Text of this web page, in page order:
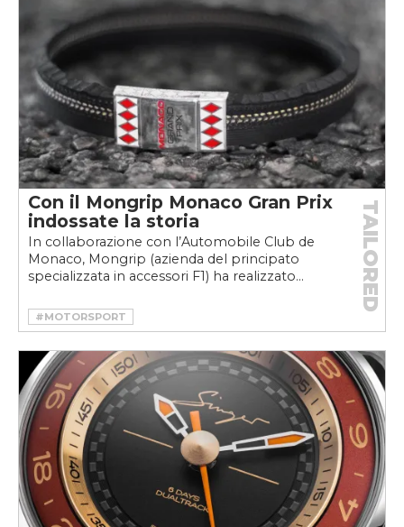
Con il Mongrip Monaco Gran Prix
indossate la storia
In collaborazione con l’Automobile Club de
Monaco, Mongrip (azienda del principato
specializzata in accessori F1) ha realizzato...
TAILORED
#MOTORSPORT